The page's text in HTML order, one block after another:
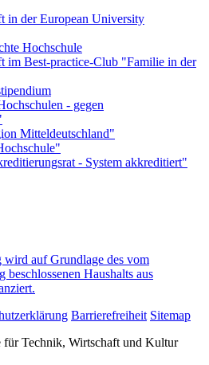
auf Grundlage des vom
beschlossenen Haushalts aus
Barrierefreiheit Sitemap
Technik, Wirtschaft und Kultur